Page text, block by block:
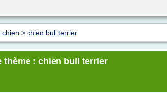
chien > chien bull terrier
thème : chien bull terrier